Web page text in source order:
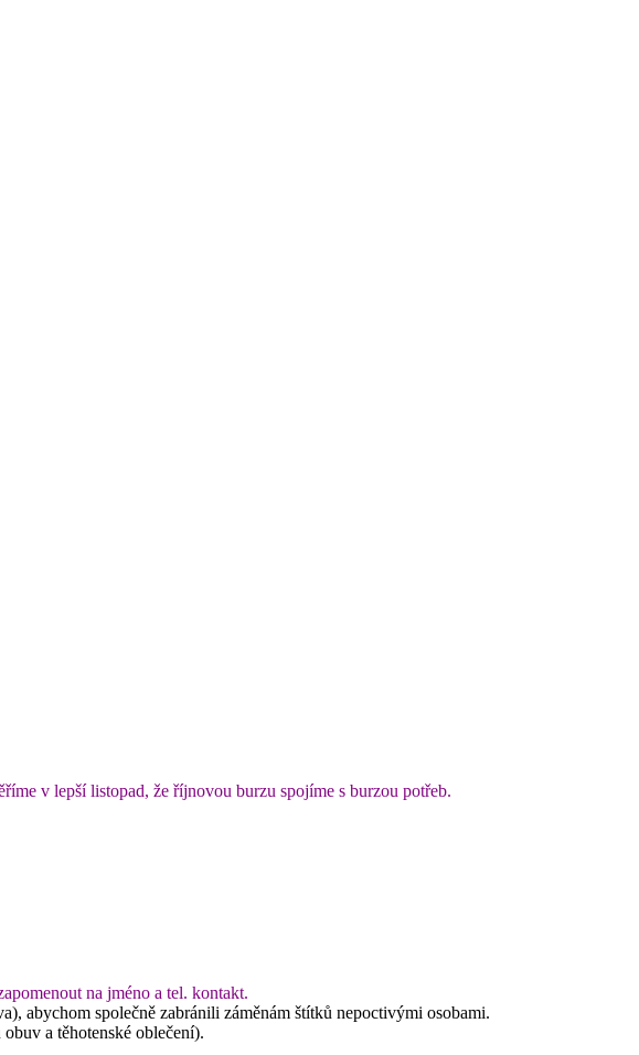
v lepší listopad, že říjnovou burzu spojíme s burzou potřeb.
na jméno a tel. kontakt.
abychom společně zabránili záměnám štítků nepoctivými osobami.
a těhotenské oblečení).